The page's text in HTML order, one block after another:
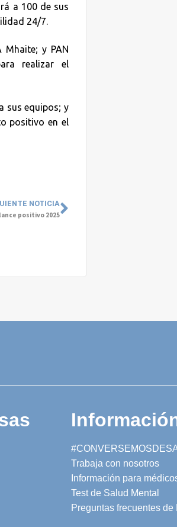
a 100 de sus
24/7.
y PAN
realizar el
sus equipos; y
positivo en el
NOTICIA
positivo 2025
Trabaja con nosotros
Información para
Test de Salud Mental
Preguntas frecuentes